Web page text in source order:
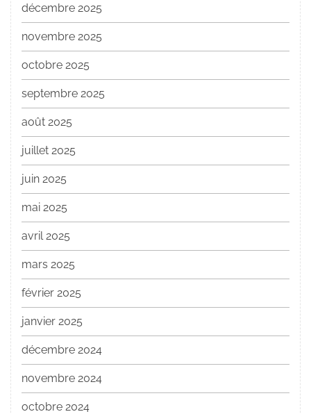
décembre 2025
novembre 2025
octobre 2025
septembre 2025
août 2025
juillet 2025
juin 2025
mai 2025
avril 2025
mars 2025
février 2025
janvier 2025
décembre 2024
novembre 2024
octobre 2024